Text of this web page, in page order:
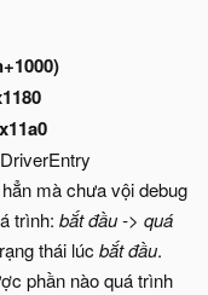
mà chưa vội debug
trình: bắt đầu -> quá
thái lúc bắt đầu.
phần nào quá trình